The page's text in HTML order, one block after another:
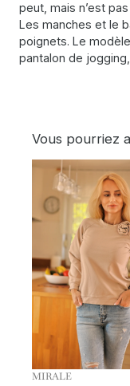
peut, mais n’est
Les manches et le
poignets. Le
pantalon de
Vous pourriez
MIRALE